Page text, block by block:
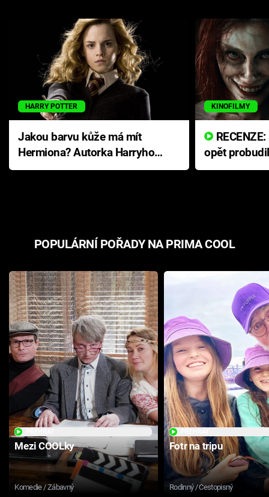
HARRY POTTER
Jakou barvu kůže má mít
Hermiona? Autorka Harryho
Pottera přišla s ráznou
KINOFILMY
opět
přichází s
POPULÁRNÍ POŘADY NA PRIMA COOL
Mezi COOLky
Komedie / Zábavný
Fotr na tripu
Rodinný / Cestopisný